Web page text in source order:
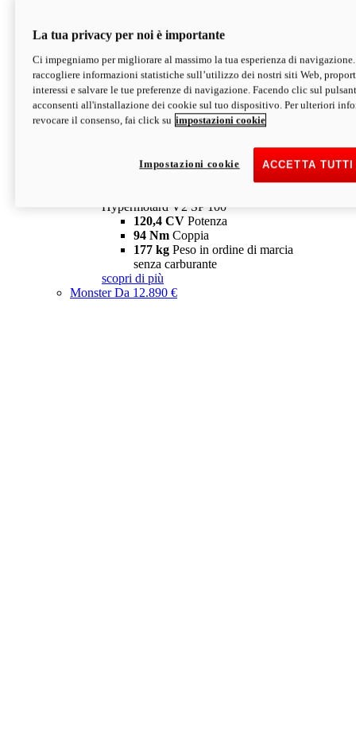
V2 SP
Hypermotard V2 SP
120,4 CVPotenza
94 NmCoppia
177 kgPeso in ordine di marcia
senza carburante
Depotenziata 35 kW: 18.890 € i
configura scopri di più
Hypermotard V2 SP 100
120,4 CV Potenza
94 Nm Coppia
177 kg Peso in ordine di marcia
senza carburante
scopri di più
MonsterDa 12.890 €
La tua privacy per noi è importante
Ci impegniamo per migliorare al massimo la tua esperienza di
raccogliere informazioni statistiche sull’utilizzo dei nostri siti Web,
interessi e salvare le tue preferenze di navigazione. Facendo clic sul
acconsenti all'installazione dei cookie sul tuo dispositivo. Per ulteriori
revocare il consenso, fai click su impostazioni cookie
ACCETTA
Impostazioni cookie